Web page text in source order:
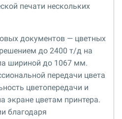
печати нескольких
документов — цветных
до 2400 т/д на
шириной до 1067 мм.
передачи цвета
цветопередачи и
экране цветам принтера.
благодаря